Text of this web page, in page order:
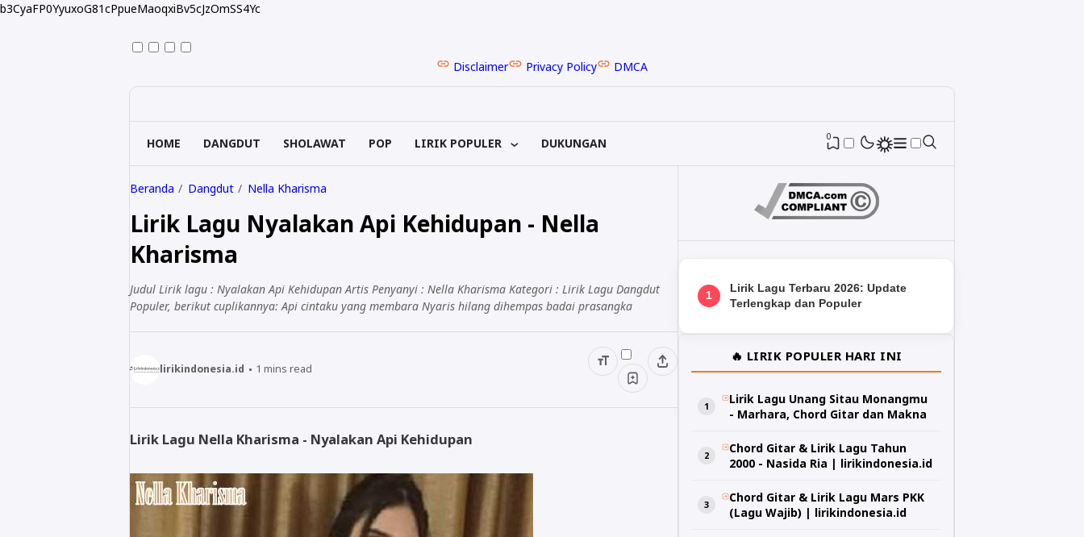
b3CyaFP0YyuxoG81cPpueMaoqxiBv5cJzOmSS4Yc
Disclaimer Privacy Policy DMCA
HOME DANGDUT SHOLAWAT POP LIRIK POPULER DUKUNGAN 0
Beranda Dangdut Nella Kharisma
Lirik Lagu Nyalakan Api Kehidupan - Nella
Kharisma
Judul Lirik lagu : Nyalakan Api Kehidupan Artis Penyanyi : Nella Kharisma Kategori : Lirik Lagu Dangdut
Populer, berikut cuplikannya: Api cintaku yang membara Nyaris hilang dihempas badai prasangka
lirikindonesia.id 1 mins read
Lirik Lagu Nella Kharisma - Nyalakan Api Kehidupan
1
Lirik Lagu Terbaru 2026: Update
Terlengkap dan Populer
🔥 LIRIK POPULER HARI INI
Lirik Lagu Unang Sitau Monangmu
- Marhara, Chord Gitar dan Makna
Chord Gitar & Lirik Lagu Tahun
2000 - Nasida Ria | lirikindonesia.id
Chord Gitar & Lirik Lagu Mars PKK
(Lagu Wajib) | lirikindonesia.id